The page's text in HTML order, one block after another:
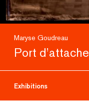
Maryse Goudreau
Port d’attache
Exhibitions